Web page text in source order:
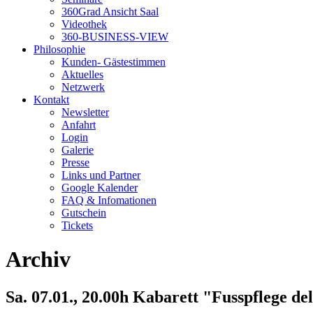
360Grad Ansicht Saal
Videothek
360-BUSINESS-VIEW
Philosophie
Kunden- Gästestimmen
Aktuelles
Netzwerk
Kontakt
Newsletter
Anfahrt
Login
Galerie
Presse
Links und Partner
Google Kalender
FAQ & Infomationen
Gutschein
Tickets
Archiv
Sa. 07.01., 20.00h Kabarett "Fusspflege